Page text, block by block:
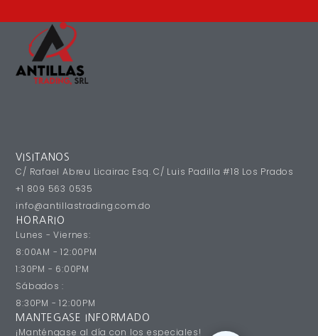
VISITANOS
C/ Rafael Abreu Licairac Esq. C/ Luis Padilla #18 Los Prados
+1 809 563 0535
info@antillastrading.com.do
HORARIO
Lunes - Viernes:
8:00AM - 12:00PM
1:30PM - 6:00PM
Sábados :
8:30PM - 12:00PM
MANTEGASE INFORMADO
¡Manténgase al día con los especiales!